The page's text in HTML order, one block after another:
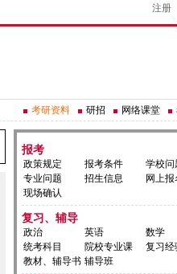
注册
考研资料 研招 网络课堂
报考
政策规定 报考条件
学校问
专业问题
招生信息
网上报
现场确认
复习、辅导
政治 英语
数学
统考科目
院校专业课
复习经
教材、辅导书 辅导班